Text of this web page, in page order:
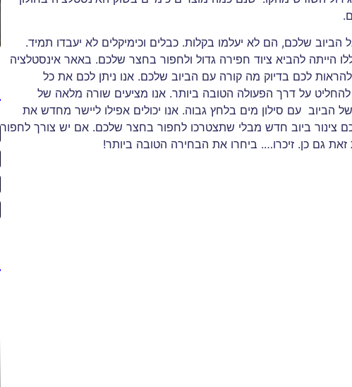
שלכם, הם לא יעלמו בקלות. כבלים וכימיקלים לא יעבדו תמיד.
הייתה להביא ציוד חפירה גדול ולחפור בחצר שלכם. באאר אינסטלציה
לכם בדיוק מה קורה עם הביוב שלכם. אנו ניתן לכם את כל
להחליט על דרך הפעולה הטובה ביותר. אנו מציעים שורה מלאה של
של הביוב עם סילון מים בלחץ גבוה. אנו יכולים אפילו ליישר מחדש את
צינור ביוב חדש מבלי שתצטרכו לחפור בחצר שלכם. אם יש צורך לחפור
גם כן. זיכרו…. ביחרו את הבחירה הטובה ביותר!